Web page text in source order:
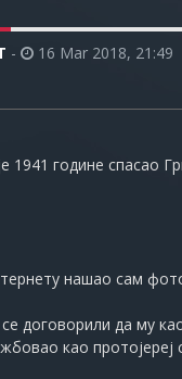
- 16 Mar 2018, 21:49
1941 године спасао
нашао сам
договорили да му
као протојереј